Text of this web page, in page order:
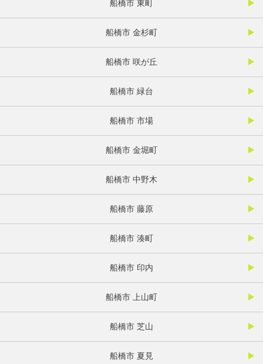
船橋市 東町
船橋市 金杉町
船橋市 咲が丘
船橋市 緑台
船橋市 市場
船橋市 金堀町
船橋市 中野木
船橋市 藤原
船橋市 湊町
船橋市 印内
船橋市 上山町
船橋市 芝山
船橋市 夏見